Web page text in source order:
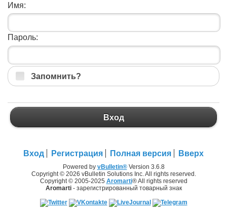
Имя:
Пароль:
Запомнить?
Вход
Вход Регистрация Полная версия Вверх
Powered by vBulletin®Version 3.6.8
Copyright © 2026 vBulletin Solutions Inc. All rights reserved.
Copyright © 2005-2025 Aromarti® All rights reserved
Aromarti- зарегистрированный товарный знак